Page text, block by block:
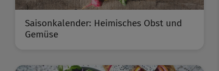
Saisonkalender: Heimisches Obst und
Gemüse